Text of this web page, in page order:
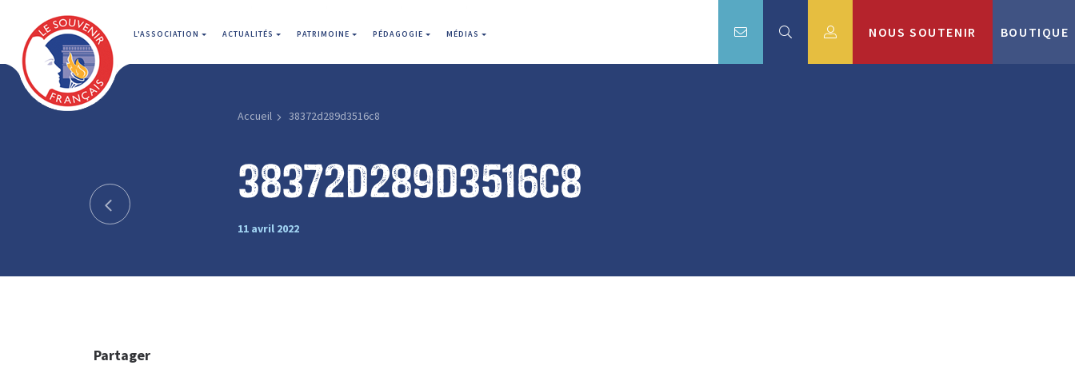
L'ASSOCIATION ACTUALITÉS PATRIMOINE PÉDAGOGIE MÉDIAS NOUS SOUTENIR BOUTIQUE
Accueil 38372d289d3516c8
38372d289d3516c8
11 avril 2022
Partager